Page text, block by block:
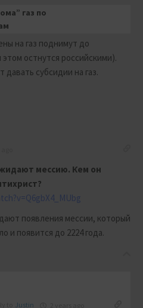
газ по
на газ поднимут до
остнутся российскими).
субсидии на газ.
мессию. Кем он
появления мессии, который
и появится до 2224 года.
Justin